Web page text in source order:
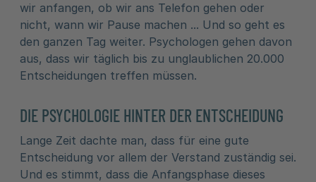
wir anfangen, ob wir ans Telefon gehen oder
nicht, wann wir Pause machen ... Und so geht es
den ganzen Tag weiter. Psychologen gehen davon
aus, dass wir täglich bis zu unglaublichen 20.000
Entscheidungen treffen müssen.
DIE PSYCHOLOGIE HINTER DER ENTSCHEIDUNG
Lange Zeit dachte man, dass für eine gute
Entscheidung vor allem der Verstand zuständig sei.
Und es stimmt, dass die Anfangsphase dieses